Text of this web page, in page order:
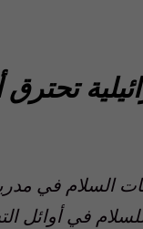
السلام في
في أوائل